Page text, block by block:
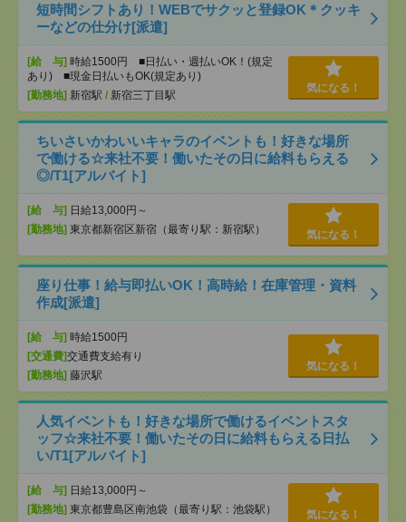
短時間シフトあり！WEBでサクッと登録OK＊クッキ
ーなどの仕分け[派遣]
[給 与] 時給1500円 ■日払い・週払いOK！(規定
あり) ■現金日払いもOK(規定あり)
[勤務地] 新宿駅 / 新宿三丁目駅
気になる！
ちいさいかわいいキャラのイベントも！好きな場所
で働ける☆来社不要！働いたその日に給料もらえる
◎/T1[アルバイト]
[給 与] 日給13,000円～
[勤務地] 東京都新宿区新宿（最寄り駅：新宿駅） 気になる！
座り仕事！給与即払いOK！高時給！在庫管理・資料
作成[派遣]
[給 与] 時給1500円
[交通費]交通費支給有り
[勤務地] 藤沢駅
気になる！
人気イベントも！好きな場所で働けるイベントスタ
ッフ☆来社不要！働いたその日に給料もらえる日払
い/T1[アルバイト]
[給 与] 日給13,000円～
[勤務地] 東京都豊島区南池袋（最寄り駅：池袋駅） 気になる！